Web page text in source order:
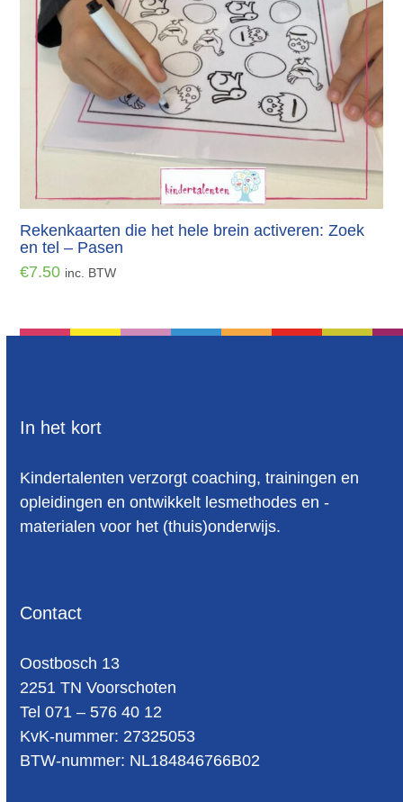
Rekenkaarten die het hele brein activeren: Zoek
en tel – Pasen
€7.50 inc. BTW
In het kort
Kindertalenten verzorgt coaching, trainingen en
opleidingen en ontwikkelt lesmethodes en -
materialen voor het (thuis)onderwijs.
Contact
Oost­bosch 13
2251 TN Voorschoten
Tel 071 – 576 40 12
KvK-nummer: 27325053
BTW-num­mer: NL184846766B02